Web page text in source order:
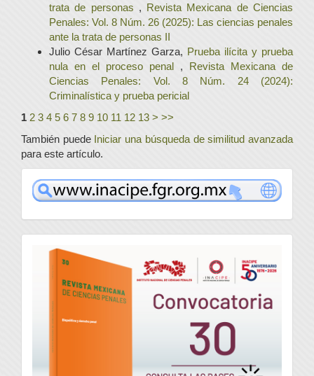
trata de personas , Revista Mexicana de Ciencias
Penales: Vol. 8 Núm. 26 (2025): Las ciencias penales
ante la trata de personas II
Julio César Martínez Garza, Prueba ilícita y prueba
nula en el proceso penal , Revista Mexicana de
Ciencias Penales: Vol. 8 Núm. 24 (2024):
Criminalística y prueba pericial
1 2 3 4 5 6 7 8 9 10 11 12 13 > >>
También puede Iniciar una búsqueda de similitud avanzada
para este artículo.
www
convocatoria